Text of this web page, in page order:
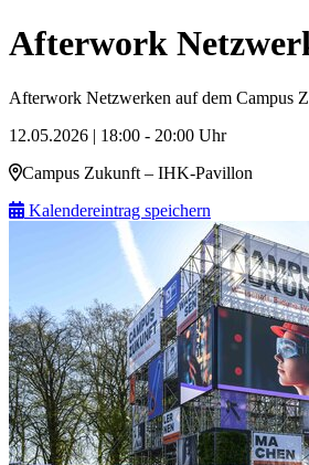
Afterwork
Afterwork Netzwerken auf dem Campus
12.05.2026 | 18:00 - 20:00 Uhr
Campus Zukunft – IHK-Pavillon
Kalendereintrag speichern